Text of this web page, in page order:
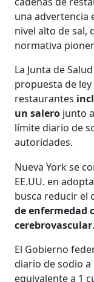
una advertencia
nivel alto de sal,
normativa
La Junta de
propuesta de
restaurantes
un salero junto
límite diario de
autoridades.
Nueva York se
EE.UU. en
busca reducir el
de enfermedad
cerebrovascular.
El Gobierno
diario de sodio a
equivalente a 1